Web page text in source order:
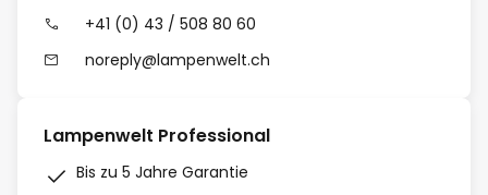
+41 (0) 43 / 508 80 60
noreply@lampenwelt.ch
Lampenwelt Professional
Bis zu 5 Jahre Garantie